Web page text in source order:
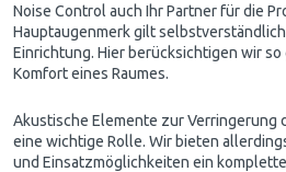
Noise Control auch Ihr Partner für die
Hauptaugenmerk gilt
Einrichtung. Hier berücksichtigen wir
Komfort eines Raumes.
Akustische Elemente zur Verringerung
eine wichtige Rolle. Wir bieten
und Einsatzmöglichkeiten ein